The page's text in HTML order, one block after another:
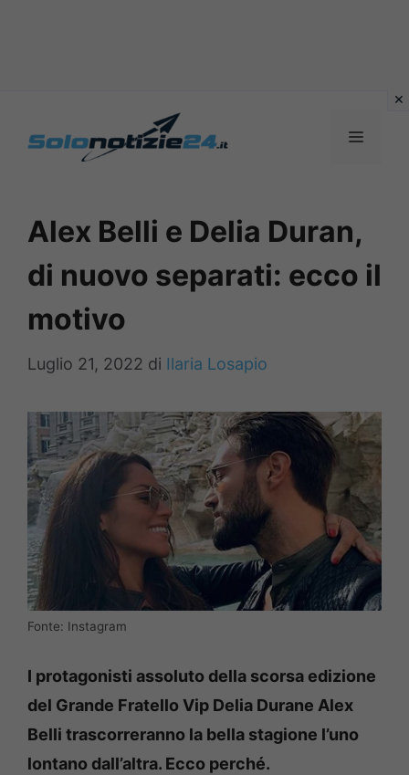
MENU
Alex Belli e Delia Duran,
di nuovo separati: ecco il
motivo
Luglio 21, 2022 di Ilaria Losapio
Fonte: Instagram
I protagonisti assoluto della scorsa edizione
del Grande Fratello Vip Delia Durane Alex
Belli trascorreranno la bella stagione l’uno
lontano dall’altra. Ecco perché.